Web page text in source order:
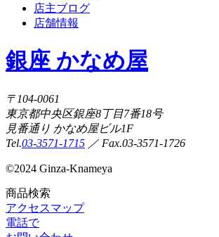
店主ブログ
店舗情報
銀座 かなめ屋
〒104-0061
東京都中央区銀座8丁目7番18号
見番通り かなめ屋ビル1F
Tel.03-3571-1715 ／ Fax.03-3571-1726
©2024 Ginza-Knameya
商品検索
アクセスマップ
電話で